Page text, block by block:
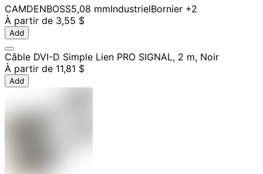
CAMDENBOSS5,08 mmIndustrielBornier +2
À partir de 3,55 $
Add
Câble DVI-D Simple Lien PRO SIGNAL, 2 m, Noir
À partir de 11,81 $
Add